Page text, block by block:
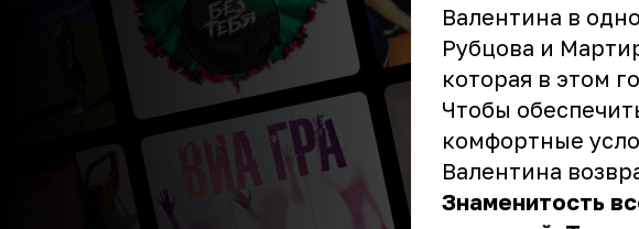
Валентина в
Рубцова и
которая в этом
Чтобы
комфортные
Валентина
Знаменитость